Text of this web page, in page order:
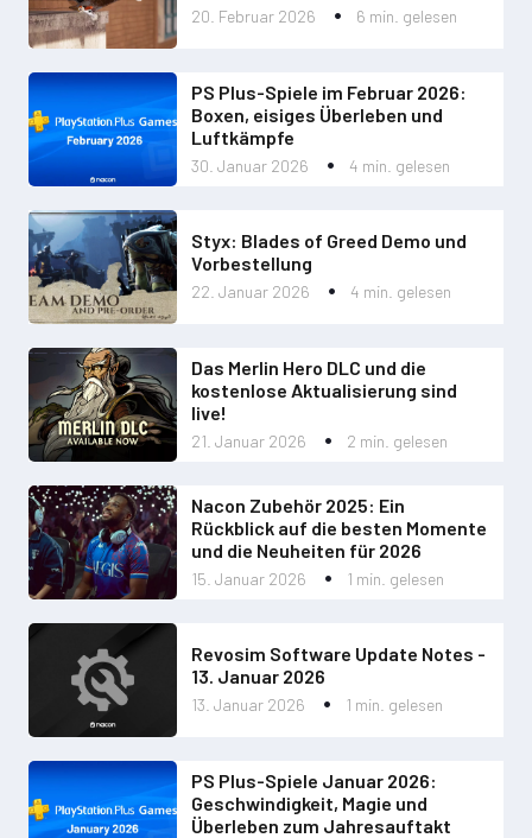
20. Februar 2026 6 min. gelesen
30. Januar 2026 4 min. gelesen
PS Plus-Spiele im Februar 2026:
Boxen, eisiges Überleben und
Luftkämpfe
22. Januar 2026 4 min. gelesen
Styx: Blades of Greed Demo und
Vorbestellung
21. Januar 2026 2 min. gelesen
Das Merlin Hero DLC und die
kostenlose Aktualisierung sind
live!
15. Januar 2026 1 min. gelesen
Nacon Zubehör 2025: Ein
Rückblick auf die besten Momente
und die Neuheiten für 2026
13. Januar 2026 1 min. gelesen
Revosim Software Update Notes -
13. Januar 2026
PS Plus-Spiele Januar 2026:
Geschwindigkeit, Magie und
Überleben zum Jahresauftakt